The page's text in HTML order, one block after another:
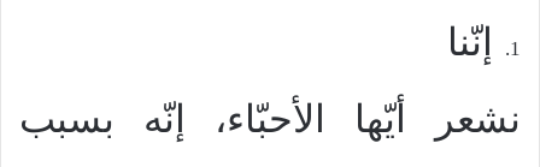
1.
إنّنا
نشعر أيّها الأحبّاء، إنّه بسبب